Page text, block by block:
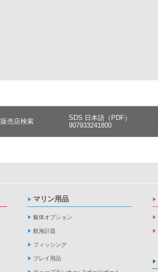
販売店検索
SDS 日本語（PDF）
907933241800
マリン用品
艇体オプション
航海計器
フィッシング
プレイ用品